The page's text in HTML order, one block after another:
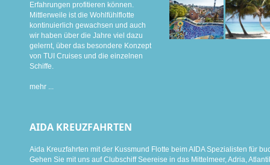
Erfahrungen profitieren können.
Mittlerweile ist die Wohlfühlflotte
kontinuierlich gewachsen und auch
wir haben über die Jahre viel dazu
gelernt, über das besondere Konzept
von TUI Cruises und die einzelnen
Schiffe.
mehr ...
AIDA KREUZFAHRTEN
Aida Kreuzfahrten mit der Kussmund Flotte beim AIDA Spezialisten für
Gehen Sie mit uns auf Clubschiff Seereise in das Mittelmeer, Adria,